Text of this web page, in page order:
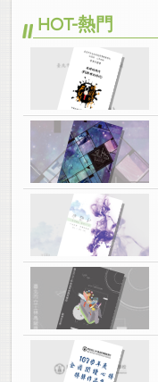
HOT-熱門